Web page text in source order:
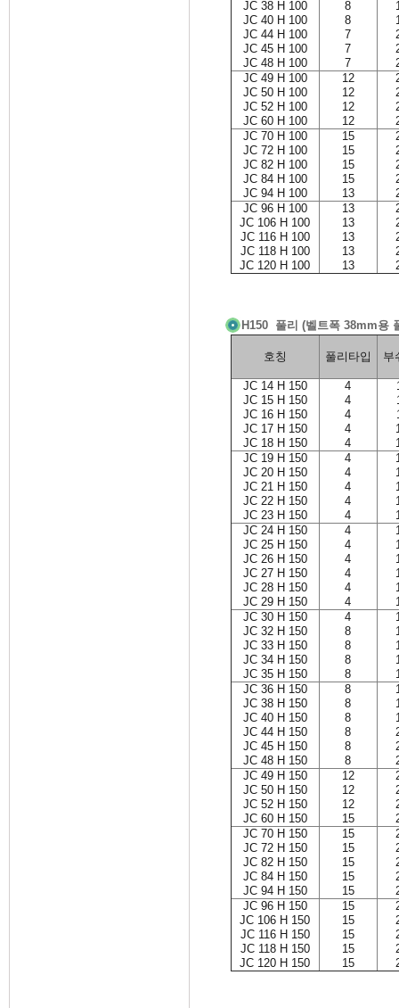
JC 38 H 100
JC 40 H 100
JC 44 H 100
JC 45 H 100
JC 48 H 100
8
8
7
7
7
JC 49 H 100
JC 50 H 100
JC 52 H 100
JC 60 H 100
12
12
12
12
JC 70 H 100
JC 72 H 100
JC 82 H 100
JC 84 H 100
JC 94 H 100
15
15
15
15
13
JC 96 H 100
JC 106 H 100
JC 116 H 100
JC 118 H 100
JC 120 H 100
13
13
13
13
13
H150 풀리 (벨트폭 38mm용
호칭 풀리타입 부
JC 14 H 150
JC 15 H 150
JC 16 H 150
JC 17 H 150
JC 18 H 150
4
4
4
4
4
JC 19 H 150
JC 20 H 150
JC 21 H 150
JC 22 H 150
JC 23 H 150
4
4
4
4
4
JC 24 H 150
JC 25 H 150
JC 26 H 150
JC 27 H 150
JC 28 H 150
JC 29 H 150
4
4
4
4
4
4
JC 30 H 150
JC 32 H 150
JC 33 H 150
JC 34 H 150
JC 35 H 150
4
8
8
8
8
JC 36 H 150
JC 38 H 150
JC 40 H 150
JC 44 H 150
JC 45 H 150
JC 48 H 150
8
8
8
8
8
8
JC 49 H 150
JC 50 H 150
JC 52 H 150
JC 60 H 150
12
12
12
15
JC 70 H 150
JC 72 H 150
JC 82 H 150
JC 84 H 150
JC 94 H 150
15
15
15
15
15
JC 96 H 150
JC 106 H 150
JC 116 H 150
JC 118 H 150
JC 120 H 150
15
15
15
15
15